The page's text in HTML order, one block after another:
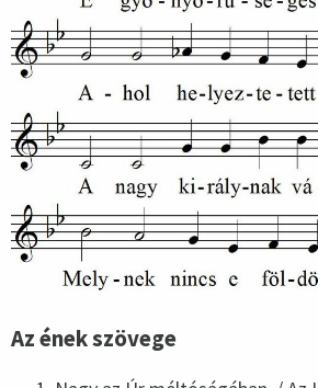
Az ének szövege